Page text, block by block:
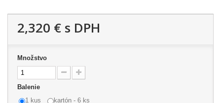
2,320 € s DPH
Množstvo
Balenie
1 kus
kartón - 6 ks